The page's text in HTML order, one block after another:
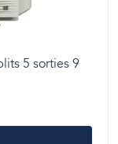
5 sorties 9